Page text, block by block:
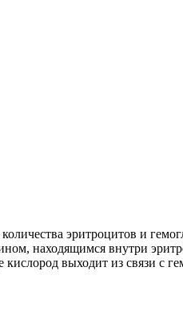
эритроцитов и
находящимся внутри
выходит из связи с